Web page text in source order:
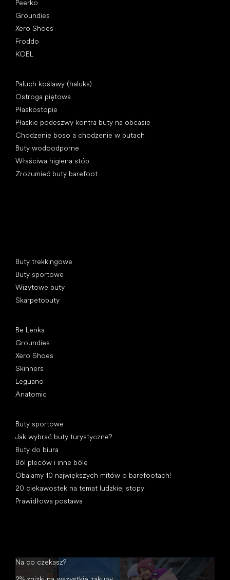
Peerko
Groundies
Xero Shoes
Froddo
KOEL
Paluch koślawy (haluks)
Ostroga piętowa
Płaskostopie
Płaskie podeszwy kontra buty na obcasie
Chodzenie boso a chodzenie w butach
Buty wodoodporne
Właściwa higiena stóp
Zrozumieć buty barefoot
Buty trekkingowe
Buty sportowe
Wizytowe buty
Skarpetobuty
Be Lenka
Groundies
Xero Shoes
Skinners
Leguano
Anatomic
Buty sportowe
Jak wybrać buty turystyczne?
Buty do biura
Ból pleców i inne bóle
Obalamy 10 największych mitów o barefootach!
20 ciekawostek na temat ludzkiej stopy
Prawidłowa postawa
Na co czekasz?